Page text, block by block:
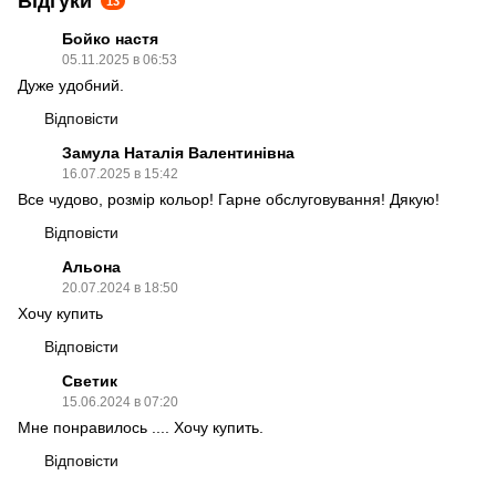
Бойко настя
05.11.2025 в 06:53
Дуже удобний.
Відповісти
Замула Наталія Валентинівна
16.07.2025 в 15:42
Все чудово, розмір кольор! Гарне обслуговування! Дякую!
Відповісти
Альона
20.07.2024 в 18:50
Хочу купить
Відповісти
Светик
15.06.2024 в 07:20
Мне понравилось .... Хочу купить.
Відповісти